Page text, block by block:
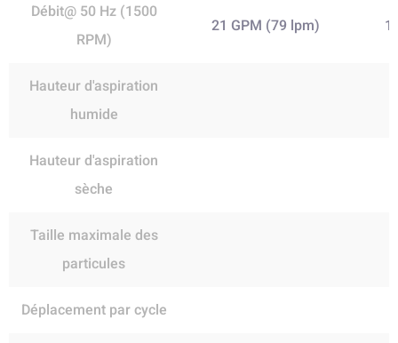
Débit@ 50 Hz (1500
RPM)
21 GPM (79 lpm)
Hauteur d'aspiration
humide
Hauteur d'aspiration
sèche
Taille maximale des
particules
Déplacement par cycle